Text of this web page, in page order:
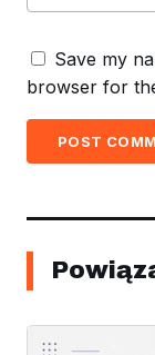
Save my
browser for
POST